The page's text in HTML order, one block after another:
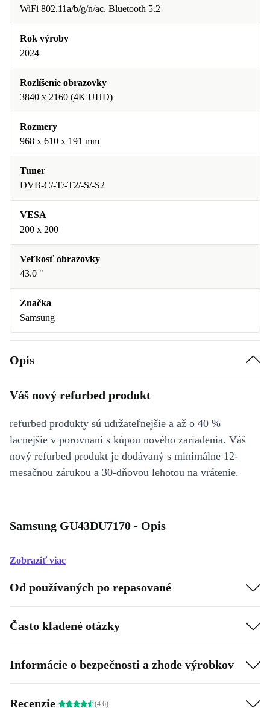
WiFi 802.11a/b/g/n/ac, Bluetooth 5.2
Rok výroby
2024
Rozlíšenie obrazovky
3840 x 2160 (4K UHD)
Rozmery
968 x 610 x 191 mm
Tuner
DVB-C/-T/-T2/-S/-S2
VESA
200 x 200
Veľkosť obrazovky
43.0 "
Značka
Samsung
Opis
Váš nový refurbed produkt
refurbed produkty sú udržateľnejšie a až o 40 %
lacnejšie v porovnaní s kúpou nového zariadenia. Váš
nový refurbed produkt je dodávaný s minimálne 12-
mesačnou zárukou a 30-dňovou lehotou na vrátenie.
Samsung GU43DU7170 - Opis
Zobraziť viac
Od používaných po repasované
Často kladené otázky
Informácie o bezpečnosti a zhode výrobkov
Recenzie (4.6)